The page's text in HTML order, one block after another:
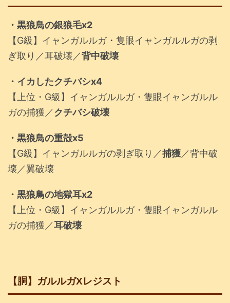
・黒狼鳥の銀狼毛x2
【G級】イャンガルルガ・隻眼イャンガルルガの剥
ぎ取り／耳破壊／背中破壊
・イカしたクチバシx4
【上位・G級】イャンガルルガ・隻眼イャンガルル
ガの捕獲／クチバシ破壊
・黒狼鳥の重殻x5
【G級】イャンガルルガの剥ぎ取り／捕獲／背中破
壊／翼破壊
・黒狼鳥の地獄耳x2
【上位・G級】イャンガルルガ・隻眼イャンガルル
ガの捕獲／耳破壊
【胴】ガルルガXレジスト